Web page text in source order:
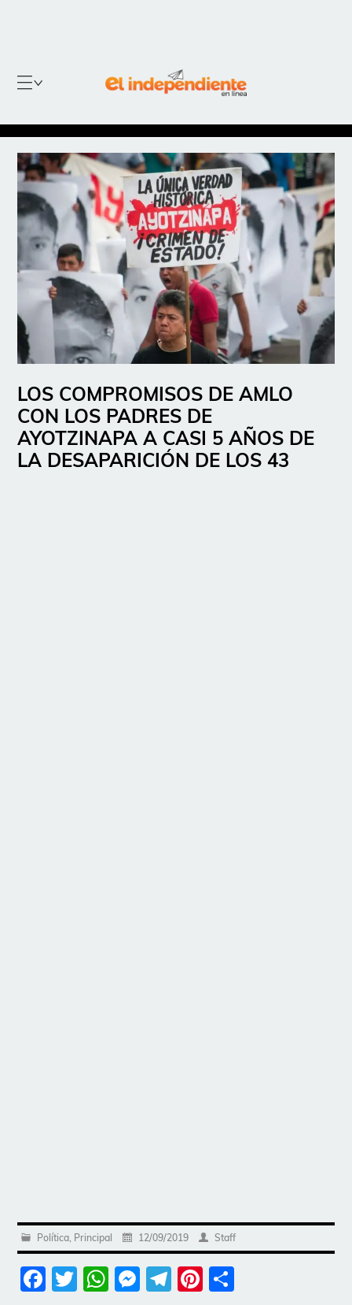
LOS COMPROMISOS DE AMLO
CON LOS PADRES DE
AYOTZINAPA A CASI 5 AÑOS DE
LA DESAPARICIÓN DE LOS 43
Política Principal 12/09/2019 Staff
Facebook
Twitter
WhatsApp
Messenger
Telegram
Pinterest